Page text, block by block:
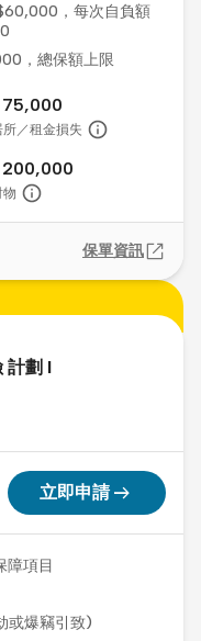
，每次自負額
，總保額上限
75,000
所／租金損失
200,000
物
保單資訊
計劃 I
立即申請arrow_right_alt
障項目
或爆竊引致)